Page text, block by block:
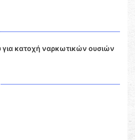
κατοχή ναρκωτικών ουσιών